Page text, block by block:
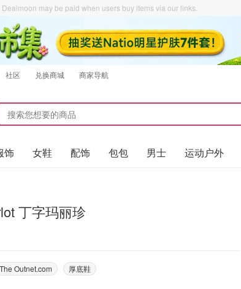
Dealmoon may be paid when users buy items via our links.
社区 兑换商城 商家导航
饰 女鞋 配饰 包包 男士 运动户外
丁字玛丽珍
The Outnet.com 厚底鞋